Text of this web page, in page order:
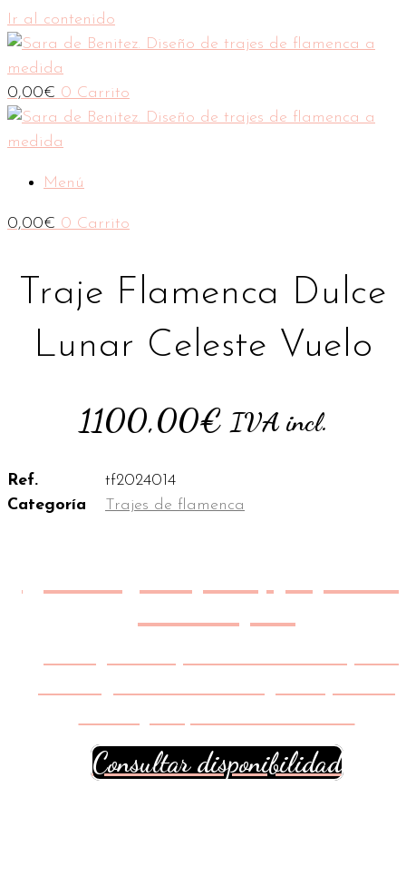
Ir al contenido
0,00€ 0 Carrito
Menú
0,00€ 0 Carrito
Traje Flamenca Dulce
Lunar Celeste Vuelo
1100,00€ IVA incl.
Ref.
tf2024014
Categoría
Trajes de flamenca
Consultar disponibilidad